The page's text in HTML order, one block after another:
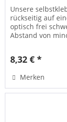
Unsere
rückseitig auf
optisch frei
Abstand von
8,32 € *
Merken